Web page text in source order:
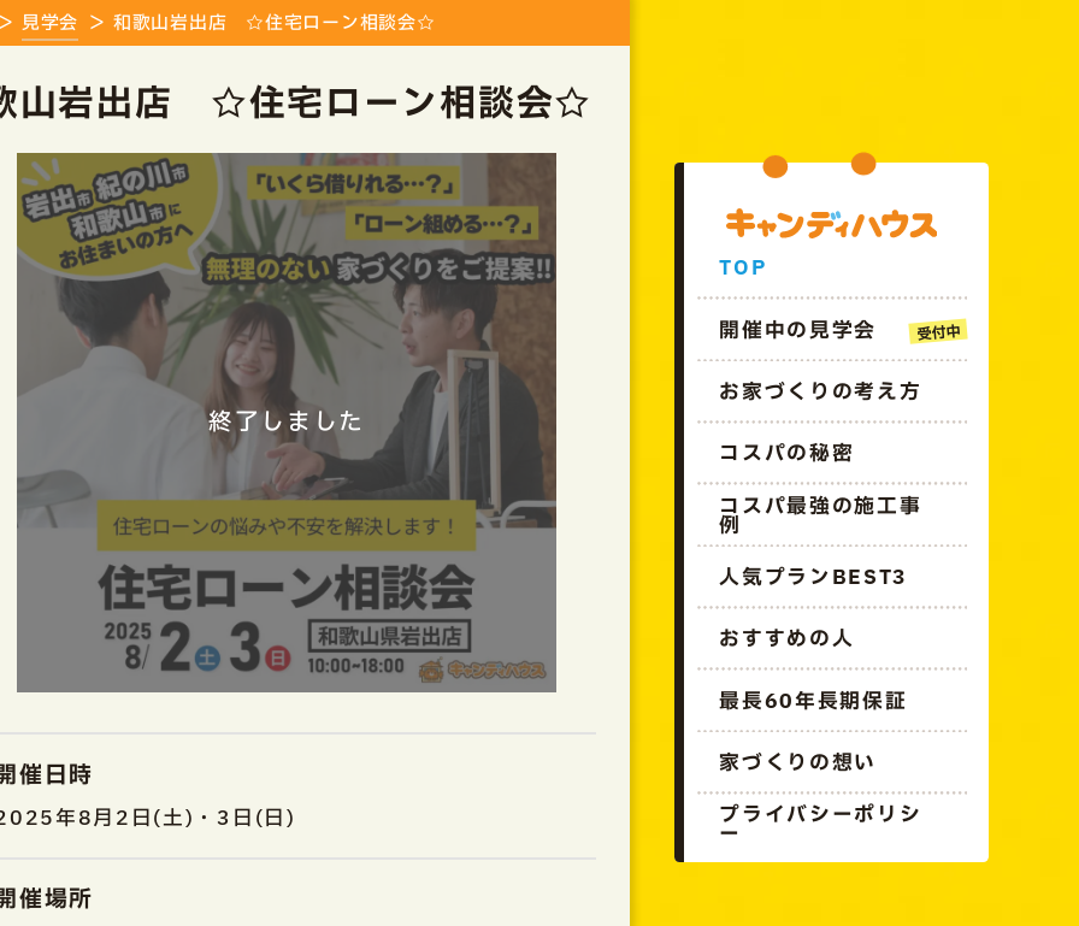
TOP
開催中の見学会
お家づくりの考え方
コスパの秘密
コスパ最強の施工事
例
人気プランBEST3
おすすめの人
最長60年長期保証
家づくりの想い
プライバシーポリシ
ー
GO!!CANDYHOUSE
見学会 和歌山岩出店 ☆住宅ローン相談会☆
山岩出店 ☆住宅ローン相談会☆
終了しました
催日時
年8月2日(土)・3日(日)
催場所